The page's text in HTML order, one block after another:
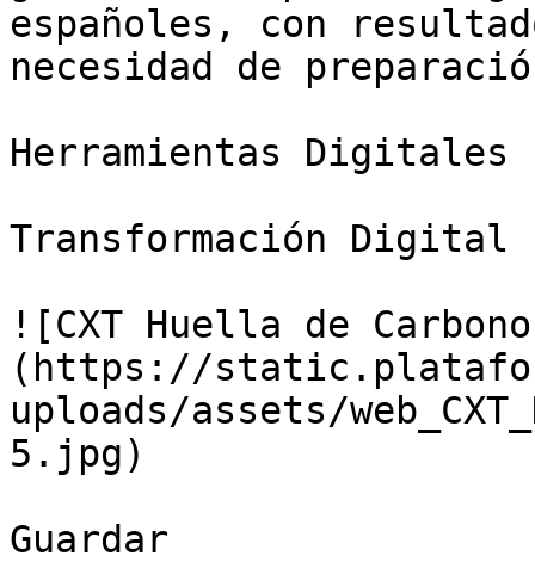
españoles, con
necesidad de
Herramientas Digitales
Transformación Digital
![CXT Huella de
(https://
uploads/assets/
5.jpg)
Guardar